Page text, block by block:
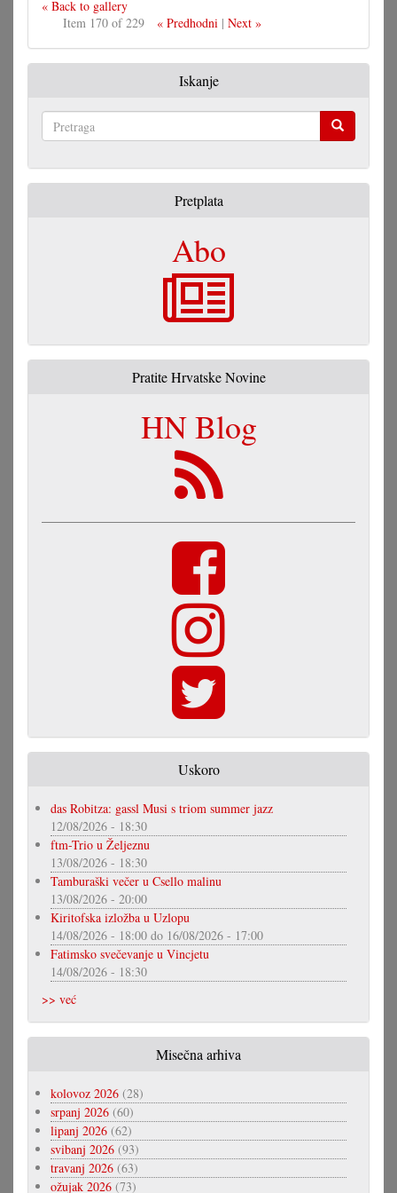
« Back to gallery
Item 170 of 229
« Predhodni| Next »
Iskanje
Pretplata
Abo
Pratite Hrvatske Novine
HN Blog
Uskoro
das Robitza: gassl Musi s triom summer jazz
12/08/2026 - 18:30
ftm-Trio u Željeznu
13/08/2026 - 18:30
Tamburaški večer u Csello malinu
13/08/2026 - 20:00
Kiritofska izložba u Uzlopu
14/08/2026 - 18:00 do 16/08/2026 - 17:00
Fatimsko svečevanje u Vincjetu
14/08/2026 - 18:30
>> već
Misečna arhiva
kolovoz 2026 (28)
srpanj 2026 (60)
lipanj 2026 (62)
svibanj 2026 (93)
travanj 2026 (63)
ožujak 2026 (73)